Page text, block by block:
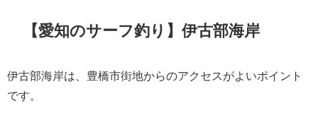
【愛知のサーフ釣り】伊古部海岸
伊古部海岸は、豊橋市街地からのアクセスがよいポイント
です。